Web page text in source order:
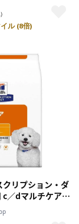
寒対策 ペット
すべり止め 洗
ル (8倍)
クリプション・ダ
c／dマルチケア